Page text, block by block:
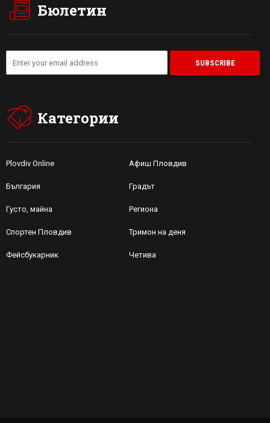
Бюлетин
Категории
Plovdiv Online Афиш Пловдив
България Градът
Густо, майна Региона
Спортен Пловдив Тримон на деня
Фейсбукарник Четива